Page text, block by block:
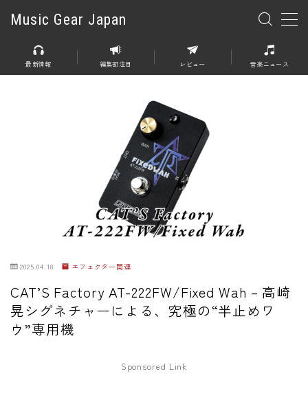
Music Gear Japan
MENU
アコースティックギター
エフェクター
オーバードライブ
ファズ
最新情報 編集部注目 レビュー 音楽ニュース
2025.04.18 エフェクター関連
CAT’S Factory AT-222FW/Fixed Wah – 高崎
晃シグネチャーによる、究極の“半止めワ
ウ”専用機
Sponsored Link